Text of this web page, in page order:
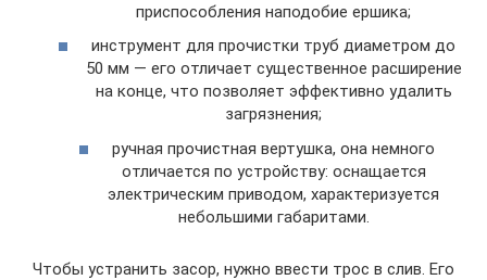
приспособления наподобие ершика;
инструмент для прочистки труб диаметром до
50 мм — его отличает существенное расширение
на конце, что позволяет эффективно удалить
загрязнения;
ручная прочистная вертушка, она немного
отличается по устройству: оснащается
электрическим приводом, характеризуется
небольшими габаритами.
Чтобы устранить засор, нужно ввести трос в слив. Его